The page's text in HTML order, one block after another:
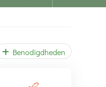
Benodigdheden